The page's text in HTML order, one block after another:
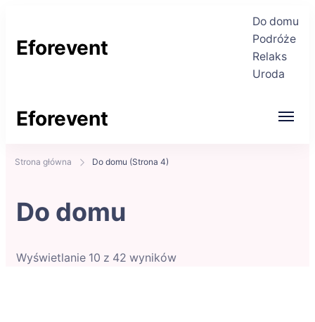
Eforevent
Do domu
Podróże
Relaks
Uroda
Eforevent
Najświeższe informacje
Strona główna Do domu (Strona 4)
Do domu
Wyświetlanie 10 z 42 wyników